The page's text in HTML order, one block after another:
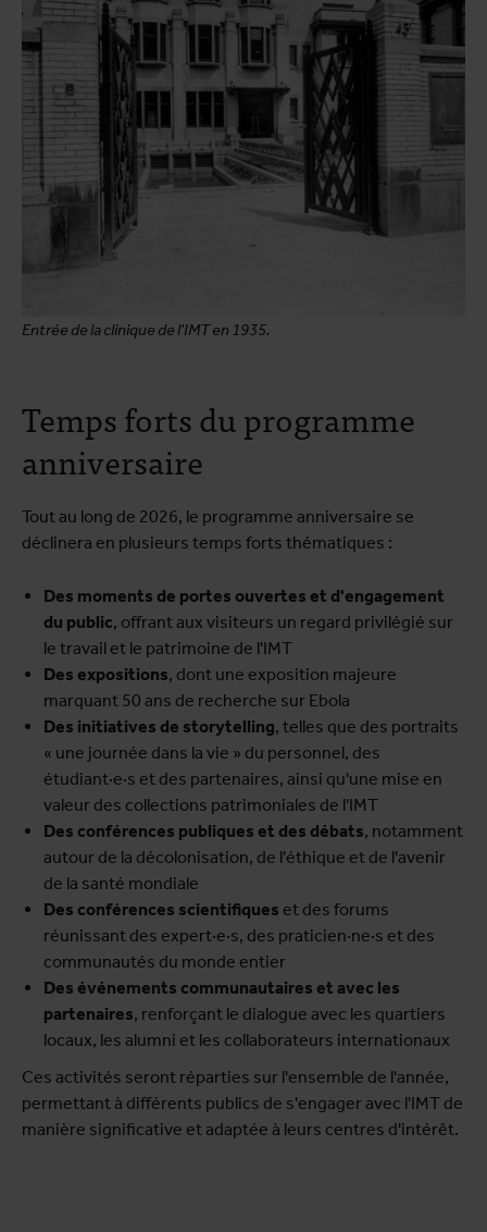
Entrée de la clinique de l'IMT en 1935.
Temps forts du programme
anniversaire
Tout au long de 2026, le programme anniversaire se
déclinera en plusieurs temps forts thématiques :
Des moments de portes ouvertes et d'engagement
du public, offrant aux visiteurs un regard privilégié sur
le travail et le patrimoine de l'IMT
Des expositions, dont une exposition majeure
marquant 50 ans de recherche sur Ebola
Des initiatives de storytelling, telles que des portraits
« une journée dans la vie » du personnel, des
étudiant·e·s et des partenaires, ainsi qu'une mise en
valeur des collections patrimoniales de l'IMT
Des conférences publiques et des débats, notamment
autour de la décolonisation, de l'éthique et de l'avenir
de la santé mondiale
Des conférences scientifiques et des forums
réunissant des expert·e·s, des praticien·ne·s et des
communautés du monde entier
Des événements communautaires et avec les
partenaires, renforçant le dialogue avec les quartiers
locaux, les alumni et les collaborateurs internationaux
Ces activités seront réparties sur l'ensemble de l'année,
permettant à différents publics de s'engager avec l'IMT de
manière significative et adaptée à leurs centres d'intérêt.